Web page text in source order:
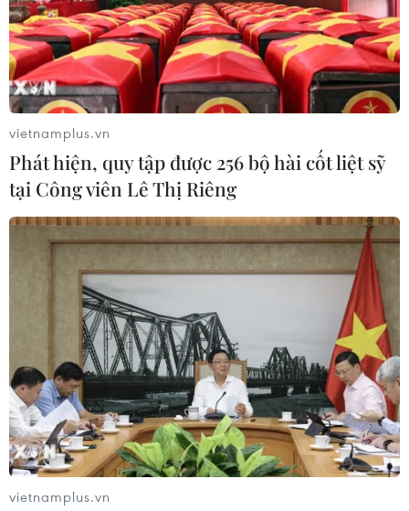
Anh kêu gọi EU “cân nhắc nghiêm túc”
các đề xuất hậu Brexit
22/07/2021 13:31
Ngày 22/7, Thủ tướng Anh Boris Johnson đã kêu gọi
Chủ tịch Ủy ban châu Âu (EC) Ursula von der Leyen cân
nhắc nghiêm túc các đề xuất của Anh về thay đổi điều
khoản trong thỏa thuận Brexit.
vietnamplus.vn
Phát hiện, quy tập được 256 bộ hài cốt liệt sỹ
tại Công viên Lê Thị Riêng
vietnamplus.vn